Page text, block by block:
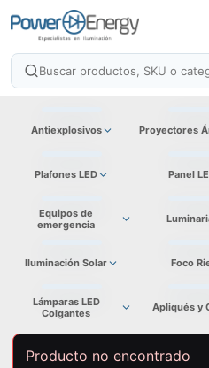
Antiexplosivos Proyectores
Plafones LED Panel
Equipos de
emergencia
Iluminación Solar Foco
Lámparas LED
Colgantes
Apliqués y
Producto no encontrado